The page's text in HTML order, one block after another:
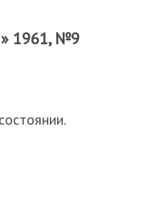
1961, №9